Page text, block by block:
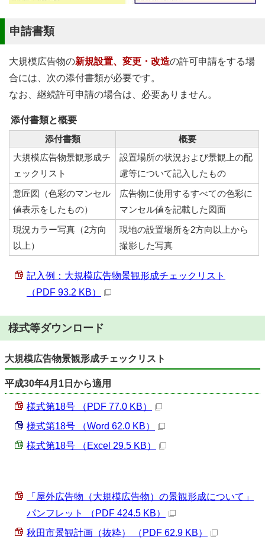
申請書類
大規模広告物の新規設置、変更・改造の許可申請をする場
合には、次の添付書類が必要です。
なお、継続許可申請の場合は、必要ありません。
添付書類と概要
添付書類
概要
大規模広告物景観形成チ
ェックリスト
設置場所の状況および景観上の配
慮等について記入したもの
意匠図（色彩のマンセル
値表示をしたもの）
広告物に使用するすべての色彩に
マンセル値を記載した図面
現況カラー写真（2方向
以上）
現地の設置場所を2方向以上から
撮影した写真
記入例：大規模広告物景観形成チェックリスト
（PDF 93.2 KB）
様式等ダウンロード
大規模広告物景観形成チェックリスト
平成30年4月1日から適用
様式第18号 （PDF 77.0 KB）
様式第18号 （Word 62.0 KB）
様式第18号 （Excel 29.5 KB）
「屋外広告物（大規模広告物）の景観形成について」
パンフレット （PDF 424.5 KB）
秋田市景観計画（抜粋） （PDF 62.9 KB）